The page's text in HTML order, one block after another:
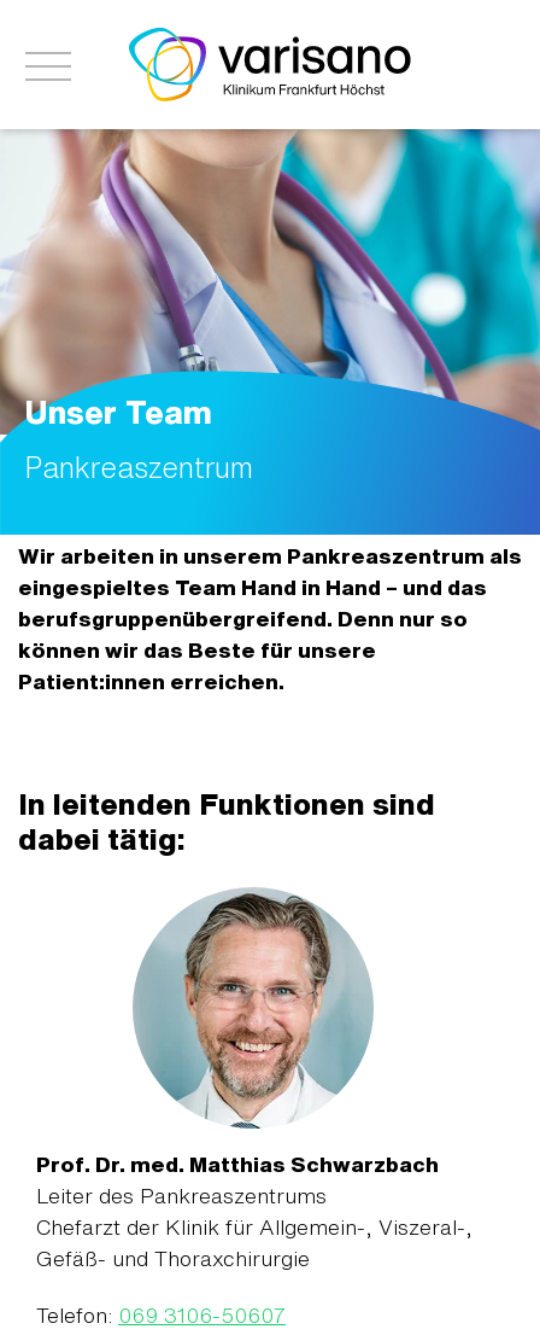
Unser Team
Pankreaszentrum
Wir arbeiten in unserem Pankreaszentrum als
eingespieltes Team Hand in Hand – und das
berufsgruppenübergreifend. Denn nur so
können wir das Beste für unsere
Patient:innen erreichen.
In leitenden Funktionen sind
dabei tätig:
Prof. Dr. med. Matthias Schwarzbach
Leiter des Pankreaszentrums
Chefarzt der Klinik für Allgemein-, Viszeral-,
Gefäß- und Thoraxchirurgie
Telefon: 069 3106-50607